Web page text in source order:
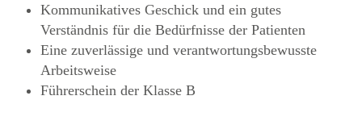
Kommunikatives Geschick und ein gutes
Verständnis für die Bedürfnisse der Patienten
Eine zuverlässige und verantwortungsbewusste
Arbeitsweise
Führerschein der Klasse B